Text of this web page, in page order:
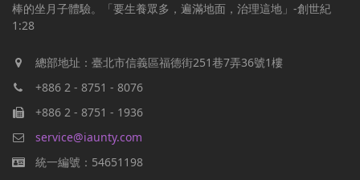
棒的坐月子體驗。「要生養眾多，遍滿地面，治理這地」-創世紀
1:28
總部地址：臺北市信義區福德街251巷7弄36號1樓
+886 2 - 8751 - 8076
+886 2 - 8751 - 1936
service@iaunty.com
統一編號：54651198